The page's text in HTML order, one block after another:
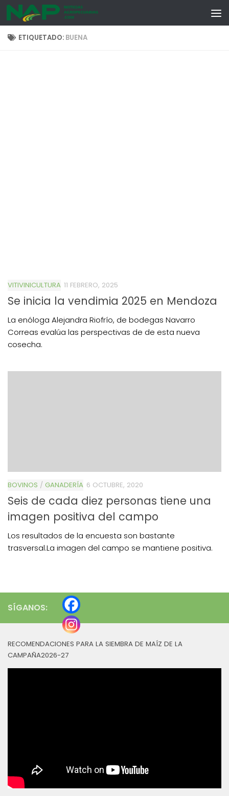
Skip to content
ETIQUETADO: BUENA
VITIVINICULTURA 11 FEBRERO, 2025
Se inicia la vendimia 2025 en Mendoza
La enóloga Alejandra Riofrío, de bodegas Navarro
Correas evalúa las perspectivas de de esta nueva
cosecha.
BOVINOS / GANADERÍA 6 OCTUBRE, 2020
Seis de cada diez personas tiene una
imagen positiva del campo
Los resultados de la encuesta son bastante
trasversal.La imagen del campo se mantiene positiva.
SÍGANOS:
RECOMENDACIONES PARA LA SIEMBRA DE MAÍZ DE LA
CAMPAÑA2026-27